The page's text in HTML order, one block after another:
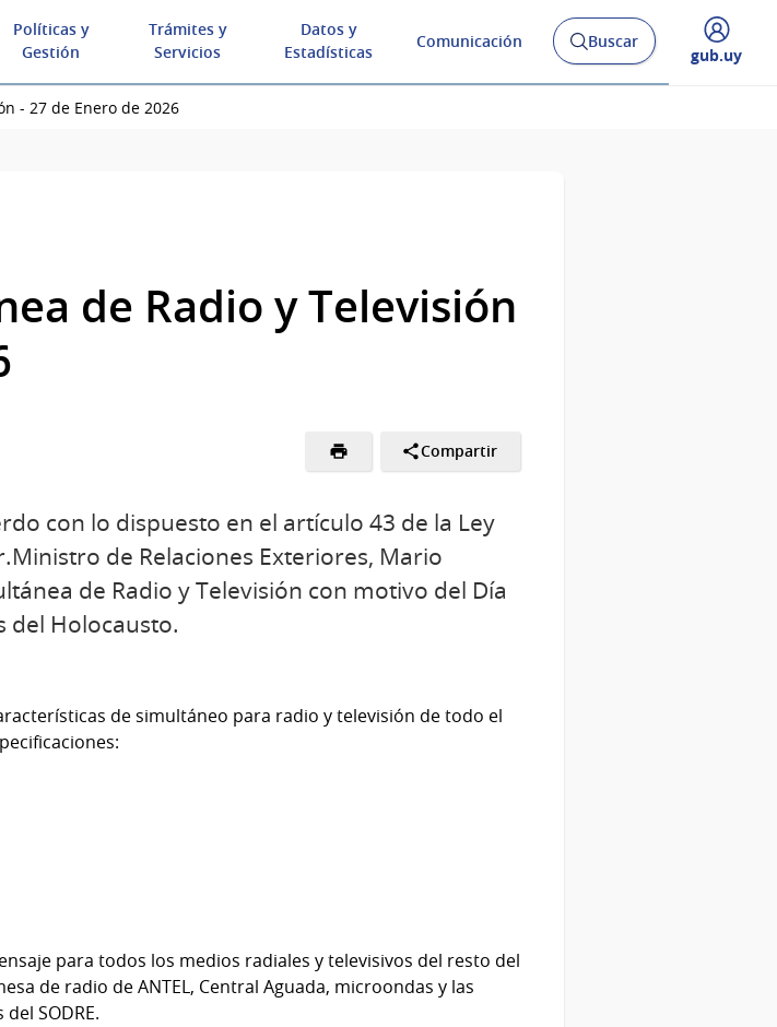
Políticas y
Gestión
Trámites y
Servicios
Datos y
Estadísticas
Comunicación
AbrirBuscar
Desplegar
gub.uy
- 27 de Enero de 2026
de Radio y Televisión
Compartir
con lo dispuesto en el artículo 43 de la Ley
de Relaciones Exteriores, Mario
de Radio y Televisión con motivo del Día
del Holocausto.
de simultáneo para radio y televisión de todo el
para todos los medios radiales y televisivos del resto del
de radio de ANTEL, Central Aguada, microondas y las
SODRE.